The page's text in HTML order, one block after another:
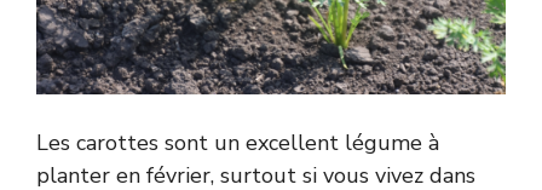
Les carottes sont un excellent légume à
planter en février, surtout si vous vivez dans